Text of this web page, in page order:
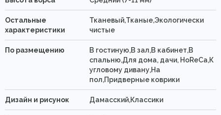
Остальные
характеристики
Тканевый,Тканые,Экологически
чистые
По размещению
В гостиную,В зал,В кабинет,В
спальню,Для дома, дачи, HoReCa,К
угловому дивану,На
пол,Придверные коврики
Дизайн и рисунок Дамасский,Классики